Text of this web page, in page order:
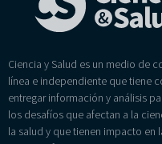
Ciencia y Salud es un medio de
línea e independiente que tiene
entregar información y análisis
los desafíos que afectan a la
la salud y que tienen impacto en